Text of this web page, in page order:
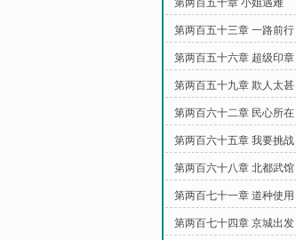
第两百五十章 小姐遇难
第两百五十三章 一路前行
第两百五十六章 超级印章
第两百五十九章 欺人太甚
第两百六十二章 民心所在
第两百六十五章 我要挑战
第两百六十八章 北都武馆
第两百七十一章 道种使用
第两百七十四章 京城出发